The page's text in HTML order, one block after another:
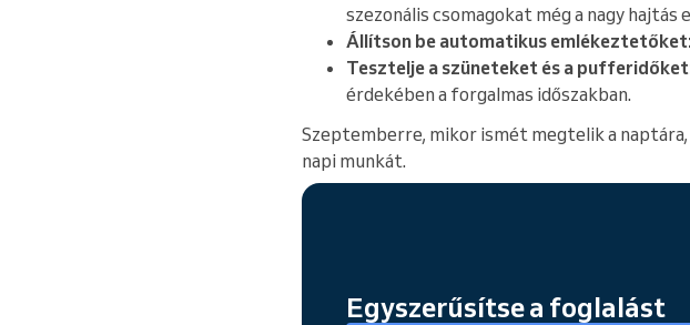
szezonális csomagokat még a nagy hajtás
Állítson be automatikus
Tesztelje a szüneteket és a
érdekében a forgalmas időszakban.
Szeptemberre, mikor ismét megtelik a
napi munkát.
Egyszerűsítse a foglalást